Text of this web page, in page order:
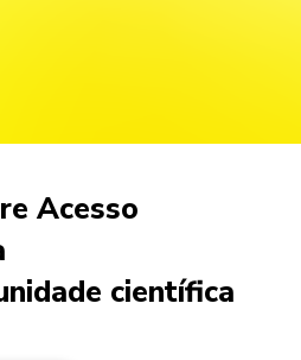
Acesso
científica